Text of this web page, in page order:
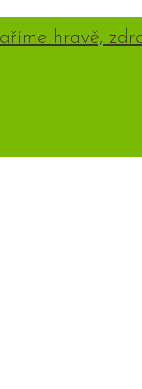
hravě,